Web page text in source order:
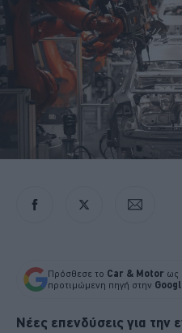
Πρόσθεσε το Car & Motor ως
προτιμώμενη πηγή στην
Νέες επενδύσεις για την